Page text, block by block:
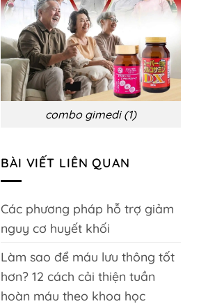
biến
chứng
và
phòng
ngừa
combo gimedi (1)
BÀI VIẾT LIÊN QUAN
Các phương pháp hỗ trợ giảm
nguy cơ huyết khối
Làm sao để máu lưu thông tốt
hơn? 12 cách cải thiện tuần
hoàn máu theo khoa học